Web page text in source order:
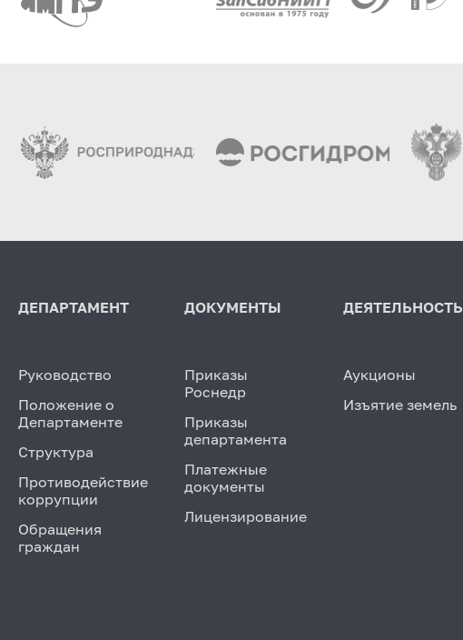
ДЕПАРТАМЕНТ
Руководство
Положение о
Департаменте
Структура
Противодействие
коррупции
Обращения
граждан
ДОКУМЕНТЫ
Приказы
Роснедр
Приказы
департамента
Платежные
документы
Лицензирование
ДЕЯТЕЛЬНОСТЬ
Аукционы
Изъятие земель